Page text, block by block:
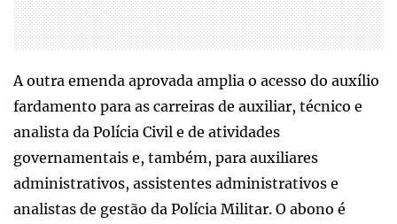
A outra emenda aprovada amplia o acesso do auxílio
fardamento para as carreiras de auxiliar, técnico e
analista da Polícia Civil e de atividades
governamentais e, também, para auxiliares
administrativos, assistentes administrativos e
analistas de gestão da Polícia Militar. O abono é